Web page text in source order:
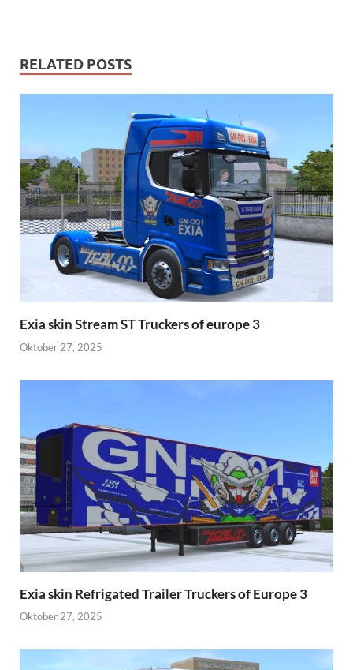
RELATED POSTS
Exia skin Stream ST Truckers of europe 3
Oktober 27, 2025
Exia skin Refrigated Trailer Truckers of Europe 3
Oktober 27, 2025